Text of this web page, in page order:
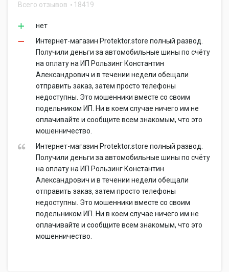
Всего отзывов 18419
нет
Интернет-магазин Protektor.store полный развод.
Получили деньги за автомобильные шины по счёту
на оплату на ИП Рользинг Константин
Александрович и в течении недели обещали
отправить заказ, затем просто телефоны
недоступны. Это мошенники вместе со своим
подельником ИП. Ни в коем случае ничего им не
оплачивайте и сообщите всем знакомым, что это
мошенничество.
Интернет-магазин Protektor.store полный развод.
Получили деньги за автомобильные шины по счёту
на оплату на ИП Рользинг Константин
Александрович и в течении недели обещали
отправить заказ, затем просто телефоны
недоступны. Это мошенники вместе со своим
подельником ИП. Ни в коем случае ничего им не
оплачивайте и сообщите всем знакомым, что это
мошенничество.